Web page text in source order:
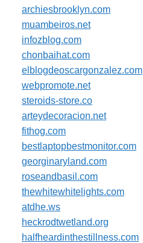
archiesbrooklyn.com
muambeiros.net
infozblog.com
chonbaihat.com
elblogdeoscargonzalez.com
webpromote.net
steroids-store.co
arteydecoracion.net
fithog.com
bestlaptopbestmonitor.com
georginaryland.com
roseandbasil.com
thewhitewhitelights.com
atdhe.ws
heckrodtwetland.org
halfheardinthestillness.com